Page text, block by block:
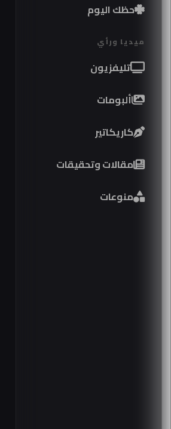
حظك اليوم
ميديا ورأي
تليفزيون
ألبومات
كاريكاتير
مقالات وتحقيقات
منوعات